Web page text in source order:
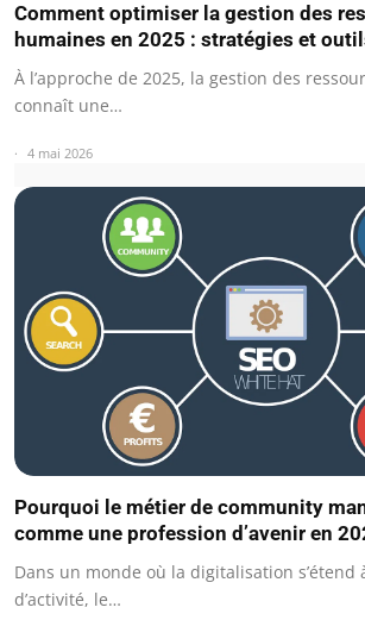
Comment optimiser la gestion des
humaines en 2025 : stratégies et
À l’approche de 2025, la gestion des
connaît une…
4 mai 2026
Pourquoi le métier de community
comme une profession d’avenir en
Dans un monde où la digitalisation s’étend
d’activité, le…